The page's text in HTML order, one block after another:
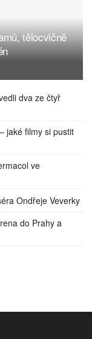
tělocvičně
dva ze čtyř
jaké filmy si pustit
ve
Ondřeje Veverky
do Prahy a